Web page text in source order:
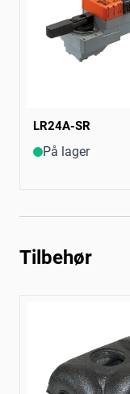
LR24A-SR
På lager
Tilbehør